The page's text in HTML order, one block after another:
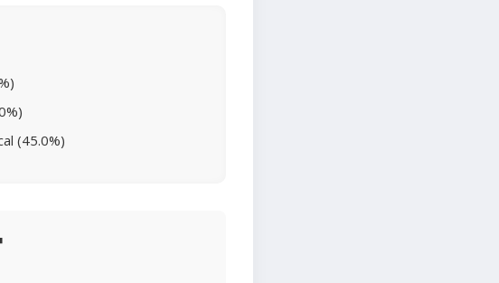
(45.0%)